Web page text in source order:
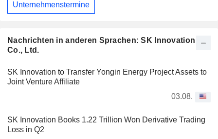
Nachrichten in anderen Sprachen: SK Innovation
Co., Ltd.
SK Innovation to Transfer Yongin Energy Project Assets to
Joint Venture Affiliate
03.08.
SK Innovation Books 1.22 Trillion Won Derivative Trading
Loss in Q2
Unternehmenstermine